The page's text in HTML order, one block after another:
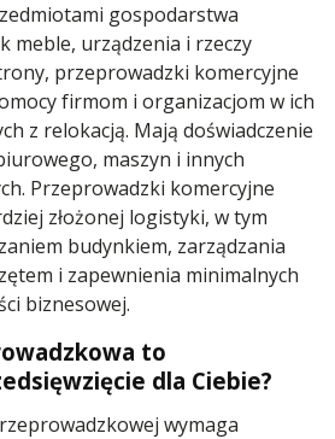
gospodarstwa
meble, urządzenia i rzeczy
przeprowadzki komercyjne
firmom i organizacjom w ich
z relokacją. Mają doświadczenie
maszyn i innych
Przeprowadzki komercyjne
złożonej logistyki, w tym
budynkiem, zarządzania
i zapewnienia minimalnych
biznesowej.
to
dla Ciebie?
wymaga